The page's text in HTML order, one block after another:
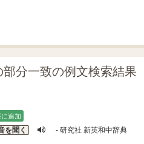
部分一致の例文検索結果
追加
を聞く - 研究社 新英和中辞典